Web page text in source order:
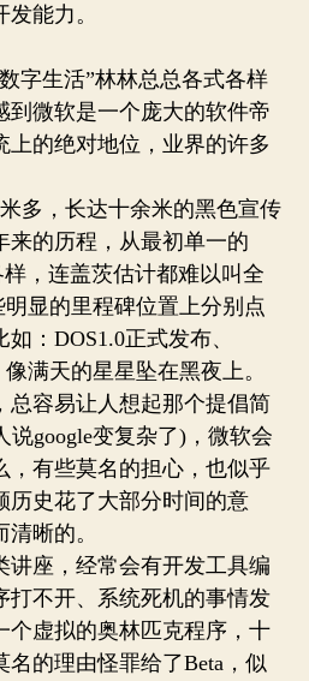
能力。
字生活”林林总总各式各样
到微软是一个庞大的软件帝
上的绝对地位，业界的许多
多，长达十余米的黑色宣传
来的历程，从最初单一的
，连盖茨估计都难以叫全
明显的里程碑位置上分别点
：DOS1.0正式发布、
满天的星星坠在黑夜上。
总容易让人想起那个提倡简
说google变复杂了)，微软会
，有些莫名的担心，也似乎
历史花了大部分时间的意
晰的。
讲座，经常会有开发工具编
打不开、系统死机的事情发
个虚拟的奥林匹克程序，十
名的理由怪罪给了Beta，似